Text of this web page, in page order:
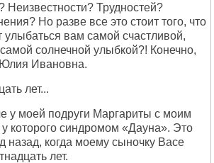
Неизвестности? Трудностей?
Но разве все это стоит того, что
улыбаться вам самой счастливой,
солнечной улыбкой?! Конечно,
Ивановна.
лет...
у моей подруги Маргариты с моим
которого синдромом «Дауна». Это
назад, когда моему сыночку Васе
лет.